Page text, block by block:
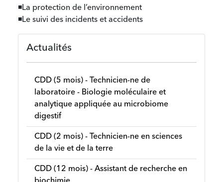
◾La protection de l’environnement
◾Le suivi des incidents et accidents
Actualités
CDD (5 mois) - Technicien-ne de
laboratoire - Biologie moléculaire et
analytique appliquée au microbiome
digestif
CDD (2 mois) - Technicien-ne en sciences
de la vie et de la terre
CDD (12 mois) - Assistant de recherche en